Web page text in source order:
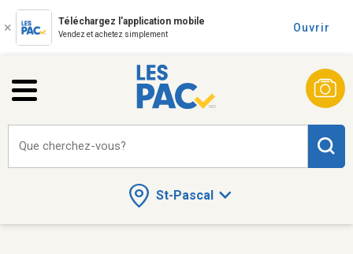
Téléchargez l'application mobile
Vendez et achetez simplement
Ouvrir
St-Pascal
Que cherchez-vous?